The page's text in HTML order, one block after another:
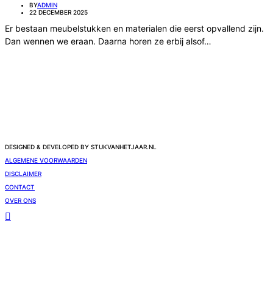
BYADMIN
22 DECEMBER 2025
Er bestaan meubelstukken en materialen die eerst opvallend zijn.
Dan wennen we eraan. Daarna horen ze erbij alsof…
DESIGNED & DEVELOPED BY STUKVANHETJAAR.NL
ALGEMENE VOORWAARDEN
DISCLAIMER
CONTACT
OVER ONS